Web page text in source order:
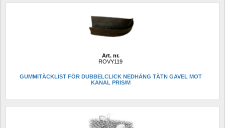
Art. nr.
ROVY119
GUMMITÄCKLIST FÖR DUBBELCLICK NEDHÄNG TÄTN GAVEL MOT
KANAL PRIS/M